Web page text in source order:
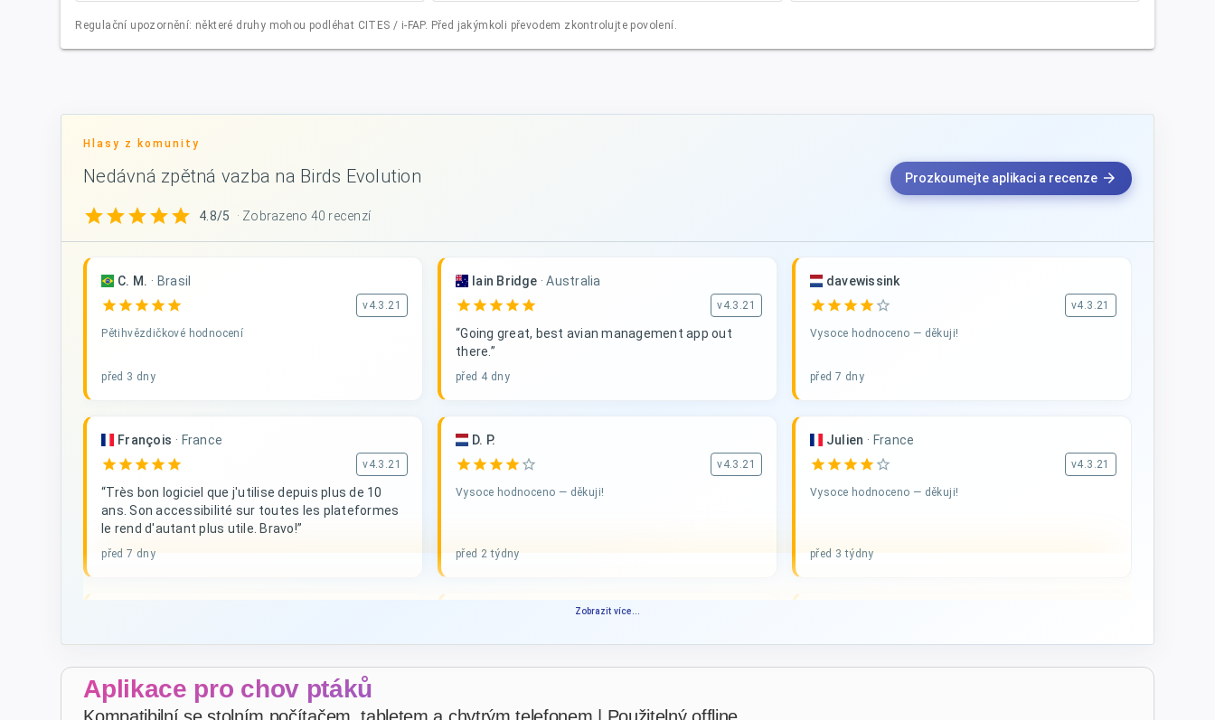
Regulační upozornění: některé druhy mohou podléhat CITES / i-FAP. Před jakýmkoli převodem zkontrolujte povolení.
Hlasy z komunity
Nedávná zpětná vazba na Birds Evolution
starstarstarstarstar 4.8/5 · Zobrazeno 40 recenzí
Prozkoumejte aplikaci a recenze arrow_forward
C. M. · Brasil
star star star star star v4.3.21
Pětihvězdičkové hodnocení
před 3 dny
Iain Bridge ·Australia
star star star star star v4.3.21
“Going great, best avian management app out
there.”
před 4 dny
davewissink
star star star star star_border v4.3.21
Vysoce hodnoceno — děkuji!
před 7 dny
François · France
star star star star star v4.3.21
“Très bon logiciel que j'utilise depuis plus de 10
ans. Son accessibilité sur toutes les plateformes
le rend d'autant plus utile. Bravo!”
před 7 dny
D. P.
star star star star star_border v4.3.21
Vysoce hodnoceno — děkuji!
před 2 týdny
Julien · France
star star star star star_border v4.3.21
Vysoce hodnoceno — děkuji!
před 3 týdny
starstarstarstarstar v4.3.21
Pětihvězdičkové hodnocení
před 3 týdny
PHILIPPE JAUFFRIT ·France
starstarstarstarstar_border v4.3.21
“Je rencontre des bugues”
starstarstarstarstar v4.3.21
Pětihvězdičkové hodnocení
Zobrazit více...
Aplikace pro chov ptáků